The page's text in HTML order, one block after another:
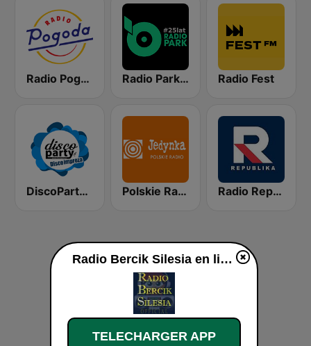
Radio Pogoda Radio Park FM 93.9 Radio Fest
DiscoParty.pl - Disco Impreza Polskie Radio Program I (PR1) Jedynka Radio Republika
Radio Bercik Silesia en ligne
TELECHARGER APP